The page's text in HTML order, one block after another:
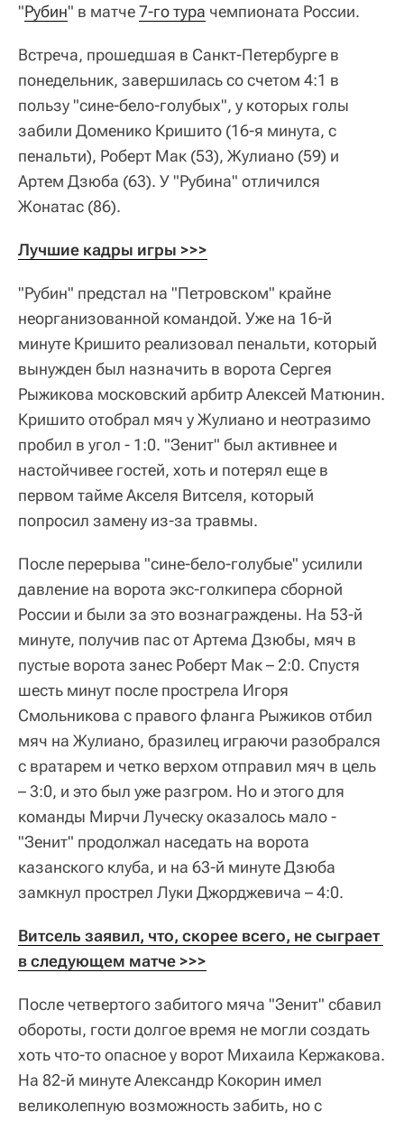
"Рубин" в матче7-го тура чемпионата России.
Встреча, прошедшая в Санкт-Петербурге в
понедельник, завершилась со счетом 4:1 в
пользу "сине-бело-голубых", у которых голы
забили Доменико Кришито (16-я минута, с
пенальти), Роберт Мак (53), Жулиано (59) и
Артем Дзюба (63). У "Рубина" отличился
Жонатас (86).
Лучшие кадры игры >>>
"Рубин" предстал на "Петровском" крайне
неорганизованной командой. Уже на 16-й
минуте Кришито реализовал пенальти, который
вынужден был назначить в ворота Сергея
Рыжикова московский арбитр Алексей Матюнин.
Кришито отобрал мяч у Жулиано и неотразимо
пробил в угол - 1:0. "Зенит" был активнее и
настойчивее гостей, хоть и потерял еще в
первом тайме Акселя Витселя, который
попросил замену из-за травмы.
После перерыва "сине-бело-голубые" усилили
давление на ворота экс-голкипера сборной
России и были за это вознаграждены. На 53-й
минуте, получив пас от Артема Дзюбы, мяч в
пустые ворота занес Роберт Мак – 2:0. Спустя
шесть минут после прострела Игоря
Смольникова с правого фланга Рыжиков отбил
мяч на Жулиано, бразилец играючи разобрался
с вратарем и четко верхом отправил мяч в цель
– 3:0, и это был уже разгром. Но и этого для
команды Мирчи Луческу оказалось мало -
"Зенит" продолжал наседать на ворота
казанского клуба, и на 63-й минуте Дзюба
замкнул прострел Луки Джорджевича – 4:0.
Витсель заявил, что, скорее всего, не сыграет
в следующем матче >>>
После четвертого забитого мяча "Зенит" сбавил
обороты, гости долгое время не могли создать
хоть что-то опасное у ворот Михаила Кержакова.
На 82-й минуте Александр Кокорин имел
великолепную возможность забить, но с